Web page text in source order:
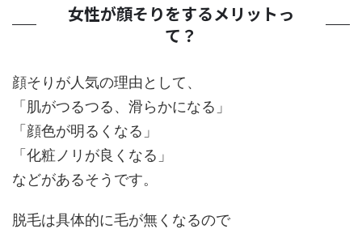
女性が顔そりをするメリットっ
て？
顔そりが人気の理由として、
「肌がつるつる、滑らかになる」
「顔色が明るくなる」
「化粧ノリが良くなる」
などがあるそうです。
脱毛は具体的に毛が無くなるので